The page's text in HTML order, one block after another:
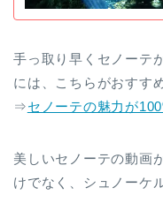
手っ取り早くセノーテ
には、こちらがおすす
⇒セノーテの魅力が
美しいセノーテの動画
けでなく、シュノーケ